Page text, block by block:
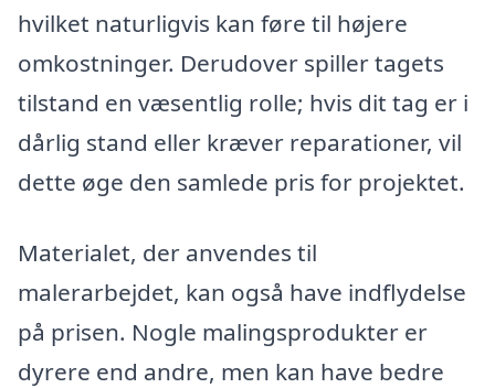
hvilket naturligvis kan føre til højere
omkostninger. Derudover spiller tagets
tilstand en væsentlig rolle; hvis dit tag er i
dårlig stand eller kræver reparationer, vil
dette øge den samlede pris for projektet.
Materialet, der anvendes til
malerarbejdet, kan også have indflydelse
på prisen. Nogle malingsprodukter er
dyrere end andre, men kan have bedre